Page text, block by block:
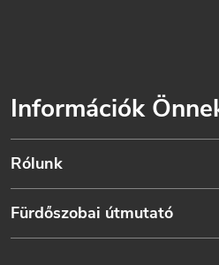
Információk
Rólunk
Fürdőszobai útmutató